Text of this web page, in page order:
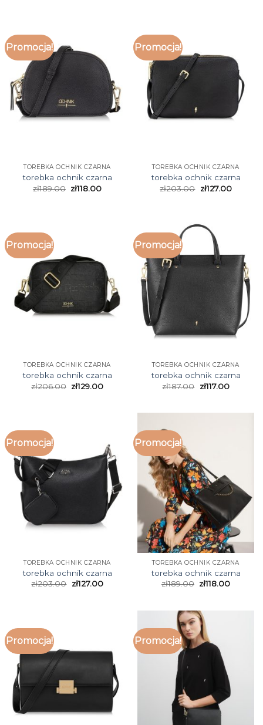
Promocja!
TOREBKA OCHNIK CZARNA
torebka ochnik czarna
zł189.00 zł118.00
Promocja!
TOREBKA OCHNIK CZARNA
torebka ochnik czarna
zł203.00 zł127.00
Promocja!
TOREBKA OCHNIK CZARNA
torebka ochnik czarna
zł206.00 zł129.00
Promocja!
TOREBKA OCHNIK CZARNA
torebka ochnik czarna
zł187.00 zł117.00
Promocja!
TOREBKA OCHNIK CZARNA
torebka ochnik czarna
zł203.00 zł127.00
Promocja!
TOREBKA OCHNIK CZARNA
torebka ochnik czarna
zł189.00 zł118.00
Promocja! Promocja!